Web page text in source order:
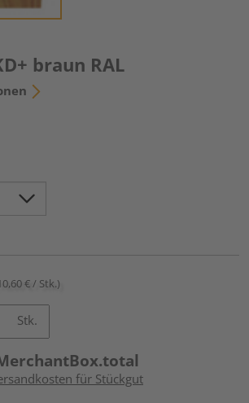
braun RAL
€ / Stk.)
Stk.
für Stückgut